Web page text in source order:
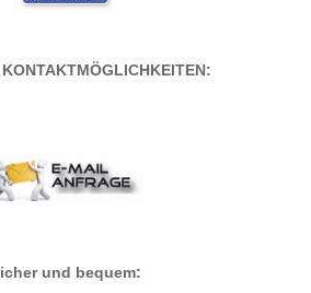
KONTAKTMÖGLICHKEITEN:
und bequem: